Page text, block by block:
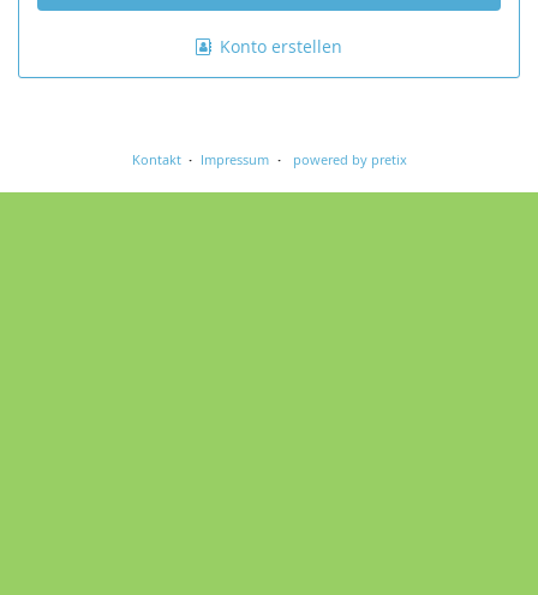
Konto erstellen
Kontakt Impressum powered by pretix